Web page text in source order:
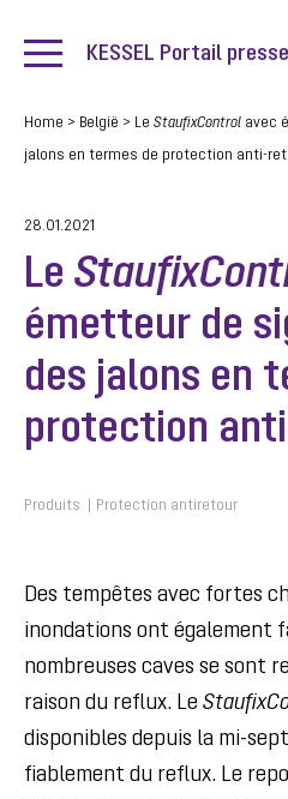
KESSEL Portail presse
Home > België > Le StaufixControl avec
jalons en termes de protection anti-
28.01.2021
Le
émetteur de
des jalons en
protection
Produits Protection antiretour
Des tempêtes avec fortes
inondations ont également
nombreuses caves se sont
raison du reflux. Le
disponibles depuis la mi-
fiablement du reflux. Le